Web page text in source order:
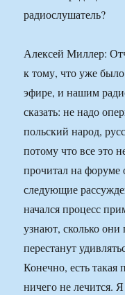
радиослушатель?
Алексей Миллер:
к тому, что уже
эфире, и нашим
сказать: не надо
польский народ,
потому что все это
прочитал на форуме
следующие
начался процесс
узнают, сколько они
перестанут
Конечно, есть такая
ничего не лечится.